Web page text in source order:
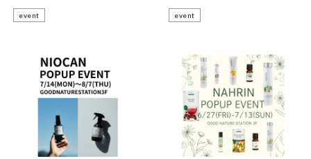
の POPUPイベントのお知
らせ
event event